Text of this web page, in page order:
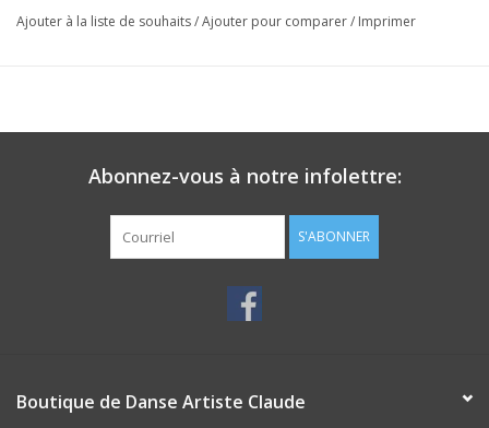
Ajouter à la liste de souhaits/Ajouter pour comparer/ Imprimer
Abonnez-vous à notre infolettre:
S'ABONNER
Boutique de Danse Artiste Claude